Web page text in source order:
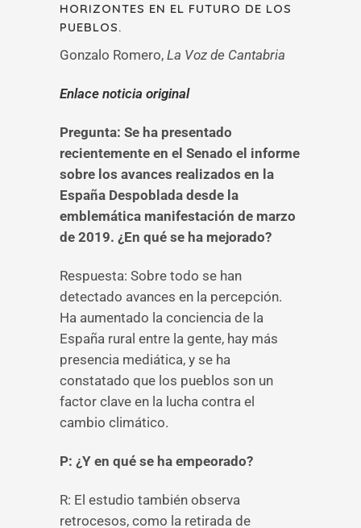
HORIZONTES EN EL FUTURO DE LOS
PUEBLOS.
Gonzalo Romero, La Voz de Cantabria
Enlace noticia original
Pregunta: Se ha presentado
recientemente en el Senado el informe
sobre los avances realizados en la
España Despoblada desde la
emblemática manifestación de marzo
de 2019. ¿En qué se ha mejorado?
Respuesta: Sobre todo se han
detectado avances en la percepción.
Ha aumentado la conciencia de la
España rural entre la gente, hay más
presencia mediática, y se ha
constatado que los pueblos son un
factor clave en la lucha contra el
cambio climático.
P: ¿Y en qué se ha empeorado?
R: El estudio también observa
retrocesos, como la retirada de